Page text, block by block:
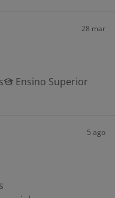
28 mar
Ensino Superior
5 ago